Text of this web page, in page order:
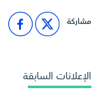
مشاركة
الإعلانات السابقة